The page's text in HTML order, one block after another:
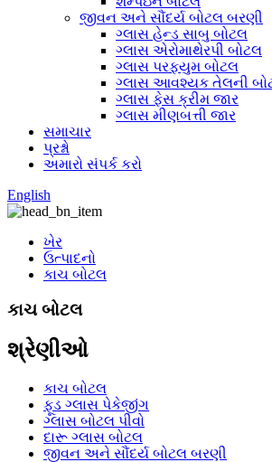
જીવન અને સૌંદર્ય બોટલ બરણી
ગ્લાસ હેન્ડ સાબુ બોટલ
ગ્લાસ એરોમાથેરપી બોટલ
ગ્લાસ પરફ્યુમ બોટલ
ગ્લાસ આવશ્યક તેલની
ગ્લાસ ફેસ ક્રીમ જાર
ગ્લાસ મીણબત્તી જાર
સમાચાર
પ્રશ્નો
અમારો સંપર્ક કરો
English
ખેર
ઉત્પાદનો
કાચ બોટલ
કાચ બોટલ
શ્રેણીઓ
કાચ બોટલ
ફૂડ ગ્લાસ પેકેજીંગ
ગ્લાસ બોટલ પીવો
દારૂ ગ્લાસ બોટલ
જીવન અને સૌંદર્ય બોટલ બરણી